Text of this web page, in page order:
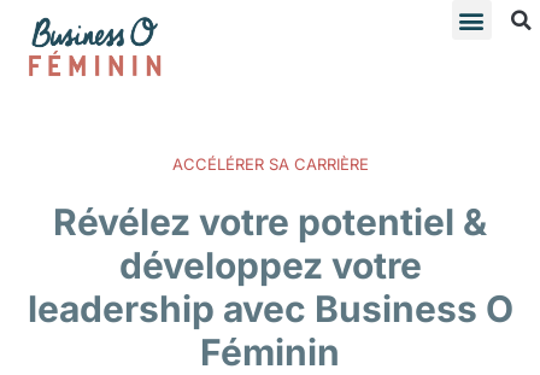
ACCÉLÉRER SA CARRIÈRE
Révélez votre potentiel &
développez votre
leadership avec Business O
Féminin